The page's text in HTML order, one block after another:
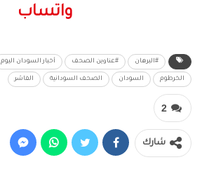
واتساب
#البرهان #عناوين الصحف أخبار السودان اليوم
الخرطوم السودان الصحف السودانية الفاشر
2
شارك